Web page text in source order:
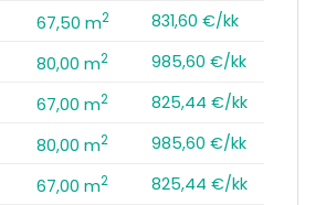
67,50 m2
831,60 €/kk
80,00 m2
985,60 €/kk
67,00 m2
825,44 €/kk
80,00 m2
985,60 €/kk
67,00 m2
825,44 €/kk